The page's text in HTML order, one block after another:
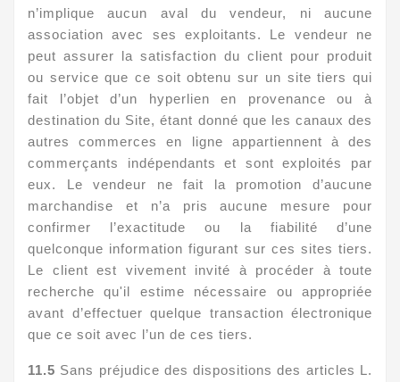
n’implique aucun aval du vendeur, ni aucune
association avec ses exploitants. Le vendeur ne
peut assurer la satisfaction du client pour produit
ou service que ce soit obtenu sur un site tiers qui
fait l’objet d’un hyperlien en provenance ou à
destination du Site, étant donné que les canaux des
autres commerces en ligne appartiennent à des
commerçants indépendants et sont exploités par
eux. Le vendeur ne fait la promotion d’aucune
marchandise et n’a pris aucune mesure pour
confirmer l’exactitude ou la fiabilité d’une
quelconque information figurant sur ces sites tiers.
Le client est vivement invité à procéder à toute
recherche qu'il estime nécessaire ou appropriée
avant d’effectuer quelque transaction électronique
que ce soit avec l’un de ces tiers.
11.5 Sans préjudice des dispositions des articles L.